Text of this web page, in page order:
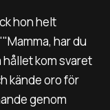
hon helt
"Mamma, har du
kom svaret
kände oro för
genom